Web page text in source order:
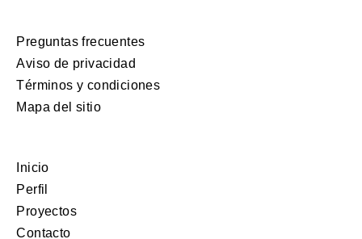
Preguntas frecuentes
Aviso de privacidad
Términos y condiciones
Mapa del sitio
Inicio
Perfil
Proyectos
Contacto